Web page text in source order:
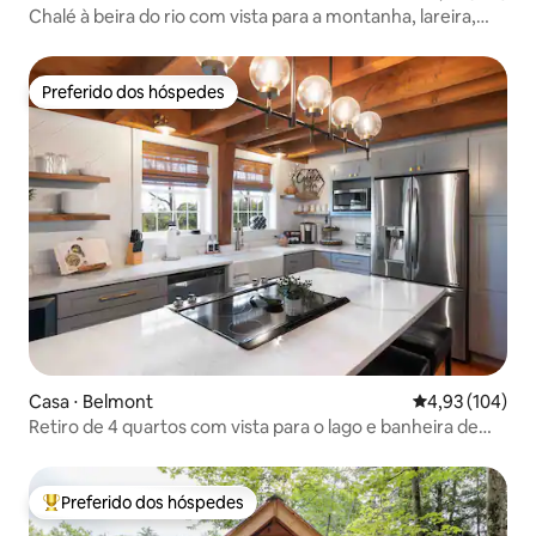
Chalé à beira do rio com vista para a montanha, lareira,
Preferido dos hóspedes
Preferido dos hóspedes
Casa ⋅ Belmont 4,93 de uma
4,93 (104)
Retiro de 4 quartos com vista para o lago e banheira de
Entre os melhores preferidos dos hóspedes
Preferido dos hóspedes